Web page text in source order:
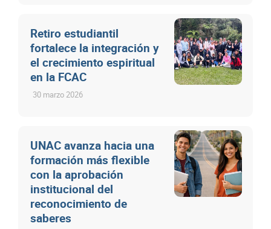
Retiro estudiantil
fortalece la integración y
el crecimiento espiritual
en la FCAC
30 marzo 2026
UNAC avanza hacia una
formación más flexible
con la aprobación
institucional del
reconocimiento de
saberes